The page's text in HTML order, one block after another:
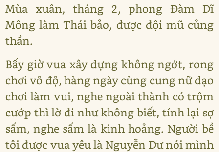
Mùa xuân, tháng 2, phong Đàm Dĩ
Mông làm Thái bảo, được đội mũ củng
thần.
Bấy giờ vua xây dựng không ngớt, rong
chơi vô độ, hàng ngày cùng cung nữ dạo
chơi làm vui, nghe ngoài thành có trộm
cướp thì lờ đi như không biết, tính lại sợ
sấm, nghe sấm là kinh hoảng. Người bề
tôi được vua yêu là Nguyễn Dư nói mình